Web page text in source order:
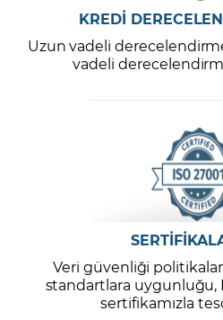
KREDİ
Uzun vadeli
vadeli
Veri güvenliği
standartlara uygunluğu,
sertifikamızla